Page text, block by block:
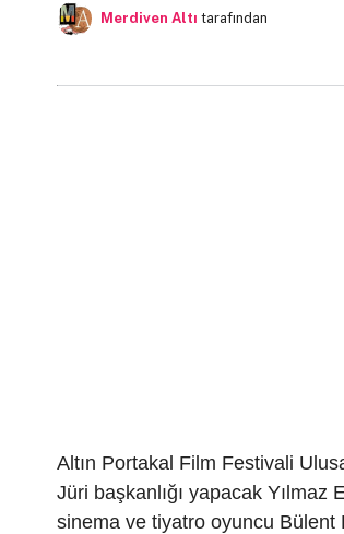
Merdiven Altı tarafından
Altın Portakal Film Festivali
Jüri başkanlığı yapacak Yılmaz
sinema ve tiyatro oyuncu